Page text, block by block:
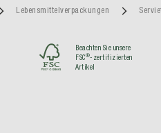
Lebensmittelverpackungen
Beachten Sie unsere
FSC®-zertifizierten
Artikel